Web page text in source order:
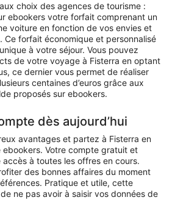
choix des agences de tourisme :
ebookers votre forfait comprenant un
voiture en fonction de vos envies et
Ce forfait économique et personnalisé
à votre séjour. Vous pouvez
de votre voyage à Fisterra en optant
ce dernier vous permet de réaliser
centaines d’euros grâce aux
proposés sur ebookers.
dès aujourd’hui
avantages et partez à Fisterra en
Votre compte gratuit et
accès à toutes les offres en cours.
des bonnes affaires du moment
Pratique et utile, cette
ne pas avoir à saisir vos données de